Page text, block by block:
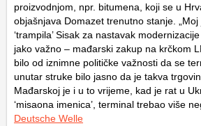
proizvodnjom, npr. bitumena, koji se u
objašnjava Domazet trenutno stanje.
‘trampila’ Sisak za nastavak
jako važno – mađarski zakup na krčkom
bilo od iznimne političke važnosti da se
unutar struke bilo jasno da je takva
Mađarskoj je i u to vrijeme, kad je rat u
‘misaona imenica’, terminal trebao više
Deutsche Welle